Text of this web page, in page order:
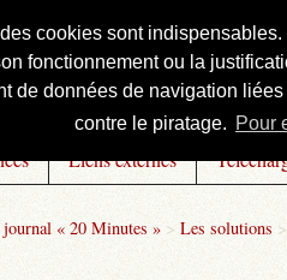
cookies sont
fonctionnement ou la
de données de navigation
contre le piratage. Pour
Liens externes
« 20 Minutes » > Les solutions >